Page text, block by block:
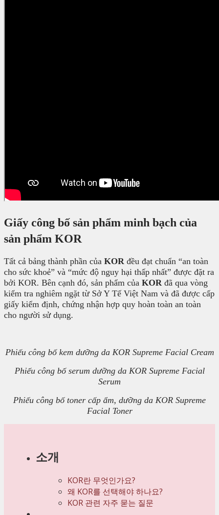
Giấy công bố sản phẩm minh bạch của
sản phẩm KOR
Tất cả bảng thành phần của KOR đều đạt chuẩn “an toàn
cho sức khoẻ” và “mức độ nguy hại thấp nhất” được đặt ra
bởi KOR. Bên cạnh đó, sản phẩm của KOR đã qua vòng
kiểm tra nghiêm ngặt từ Sở Y Tế Việt Nam và đã được cấp
giấy kiểm định, chứng nhận hợp quy hoàn toàn an toàn
cho người sử dụng.
Phiếu công bố kem dưỡng da KOR Supreme Facial Cream
Phiếu công bố serum dưỡng da KOR Supreme Facial
Serum
Phiếu công bố toner cấp ẩm, dưỡng da KOR Supreme
Facial Toner
소개
KOR란 무엇인가요?
왜 KOR를 선택해야 하나요?
KOR 관련 자주 묻는 질문